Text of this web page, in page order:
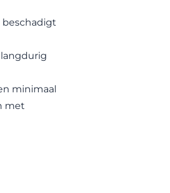
beschadigt
minimaal
met